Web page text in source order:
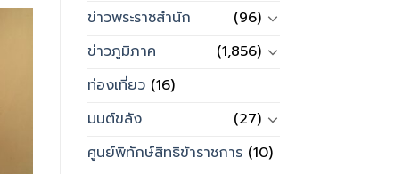
ข่าวพระราชสำนัก
(96)
ข่าวภูมิภาค
(1,856)
ท่องเที่ยว(16)
มนต์ขลัง
(27)
ศูนย์พิทักษ์สิทธิข้าราชการ(10)